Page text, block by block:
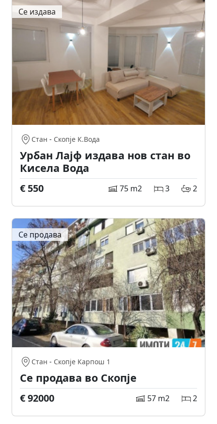
Се издава
Стан - Скопје К.Вода
Урбан Лајф издава нов стан во
Кисела Вода
€ 550 75 m2 3 2
Се продава
Стан - Скопје Карпош 1
Се продава во Скопје
€ 92000 57 m2 2